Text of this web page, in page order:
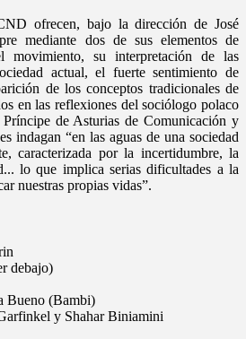
ofrecen, bajo la dirección de José
mediante dos de sus elementos de
su interpretación de las
actual, el fuerte sentimiento de
de los conceptos tradicionales de
en las reflexiones del sociólogo polaco
de Asturias de Comunicación y
indagan “en las aguas de una sociedad
caracterizada por la incertidumbre, la
lo que implica serias dificultades a la
nuestras propias vidas”.
debajo)
Bueno (Bambi)
y Shahar Biniamini